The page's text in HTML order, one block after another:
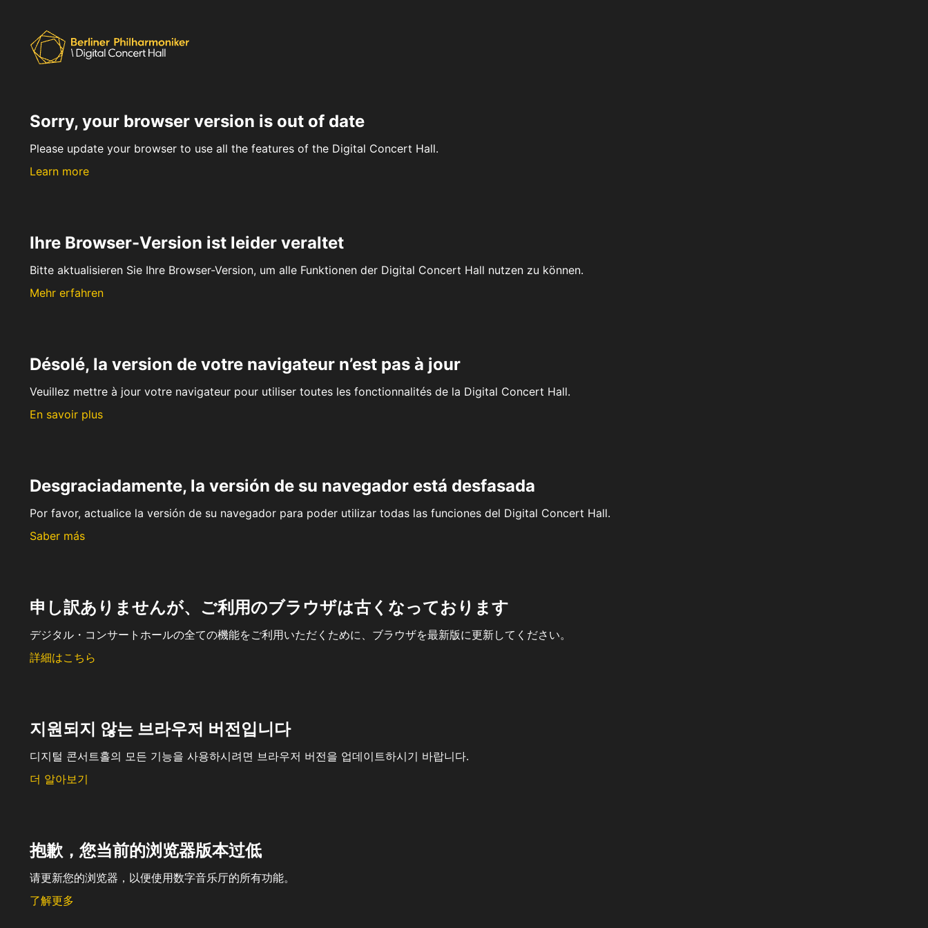
Sorry, your browser version is out of date
Please update your browser to use all the features of the Digital Concert Hall.
Learn more
Ihre Browser-Version ist leider veraltet
Bitte aktualisieren Sie Ihre Browser-Version, um alle Funktionen der Digital Concert Hall nutzen zu können.
Mehr erfahren
Désolé, la version de votre navigateur n’est pas à jour
Veuillez mettre à jour votre navigateur pour utiliser toutes les fonctionnalités de la Digital Concert Hall.
En savoir plus
Desgraciadamente, la versión de su navegador está desfasada
Por favor, actualice la versión de su navegador para poder utilizar todas las funciones del Digital Concert Hall.
Saber más
申し訳ありませんが、ご利用のブラウザは古くなっております
デジタル・コンサートホールの全ての機能をご利用いただくために、ブラウザを最新版に更新してください。
詳細はこちら
지원되지 않는 브라우저 버전입니다
디지털 콘서트홀의 모든 기능을 사용하시려면 브라우저 버전을 업데이트하시기 바랍니다.
더 알아보기
抱歉，您当前的浏览器版本过低
请更新您的浏览器，以便使用数字音乐厅的所有功能。
了解更多